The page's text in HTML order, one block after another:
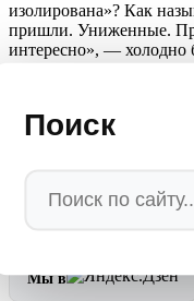
Поиск
изолирована»? Как
пришли. Униженные.
интересно», — холодно
Мы в